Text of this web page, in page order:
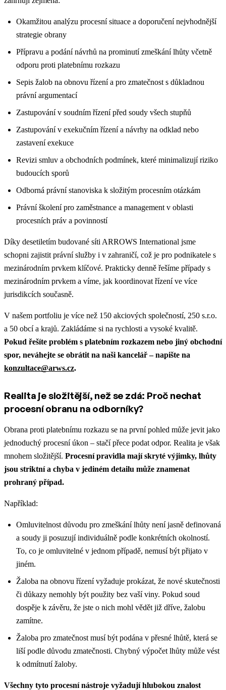
Okamžitou analýzu procesní situace a doporučení nejvhodnější
strategie obrany
Přípravu a podání návrhů na prominutí zmeškání lhůty včetně
odporu proti platebnímu rozkazu
Sepis žalob na obnovu řízení a pro zmatečnost s důkladnou
právní argumentací
Zastupování v soudním řízení před soudy všech stupňů
Zastupování v exekučním řízení a návrhy na odklad nebo
zastavení exekuce
Revizi smluv a obchodních podmínek, které minimalizují riziko
budoucích sporů
Odborná právní stanoviska k složitým procesním otázkám
Právní školení pro zaměstnance a management v oblasti
procesních práv a povinností
Díky desetiletím budované síti ARROWS International jsme
schopni zajistit právní služby i v zahraničí, což je pro podnikatele s
mezinárodním prvkem klíčové. Prakticky denně řešíme případy s
mezinárodním prvkem a víme, jak koordinovat řízení ve více
jurisdikcích současně.
V našem portfoliu je více než 150 akciových společností, 250 s.r.o.
a 50 obcí a krajů. Zakládáme si na rychlosti a vysoké kvalitě.
Pokud řešíte problém s platebním rozkazem nebo jiný obchodní
spor, neváhejte se obrátit na naši kancelář – napište na
konzultace@arws.cz.
Realita je složitější, než se zdá: Proč nechat
procesní obranu na odborníky?
Obrana proti platebnímu rozkazu se na první pohled může jevit jako
jednoduchý procesní úkon – stačí přece podat odpor. Realita je však
mnohem složitější. Procesní pravidla mají skryté výjimky, lhůty
jsou striktní a chyba v jediném detailu může znamenat
prohraný případ.
Například:
Omluvitelnost důvodu pro zmeškání lhůty není jasně definovaná
a soudy ji posuzují individuálně podle konkrétních okolností.
To, co je omluvitelné v jednom případě, nemusí být přijato v
jiném.
Žaloba na obnovu řízení vyžaduje prokázat, že nové skutečnosti
či důkazy nemohly být použity bez vaší viny. Pokud soud
dospěje k závěru, že jste o nich mohl vědět již dříve, žalobu
zamítne.
Žaloba pro zmatečnost musí být podána v přesné lhůtě, která se
liší podle důvodu zmatečnosti. Chybný výpočet lhůty může vést
k odmítnutí žaloby.
Všechny tyto procesní nástroje vyžadují hlubokou znalost